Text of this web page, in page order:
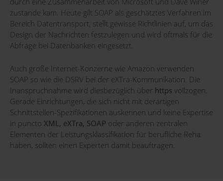
zustande kam. Heute gilt SOAP als geschätztes Verfahren im
Bereich Datentransport, stellt gewisse Richtlinien auf, um das
Design der Nachrichten festzulegen und wird oftmals für die
Abfrage bei Datenbanken eingesetzt.
Auch große Internet-Konzerne wie Amazon verwenden
SOAP so wie die DSRV bei der eXTra-Kommunikation. Die
Inanspruchnahme wird diesbezüglich über https vollzogen.
Gerade Einrichtungen, die sich nicht mit derartigen
Schnittstellen-Spezifikationen auskennen und keine Expertise
in puncto XML, eXTra, SOAP oder anderen zentralen
Elementen der Leistungsklassifikation für berufliche Reha
haben, sollten einen Experten damit beauftragen.